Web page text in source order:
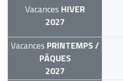
Vacances HIVER
2027
Vacances PRINTEMPS /
PÂQUES
2027